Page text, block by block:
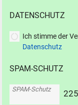
DATENSCHUTZ
Ich stimme der
Datenschutz
SPAM-SCHUTZ
SPAM-Schutz 22